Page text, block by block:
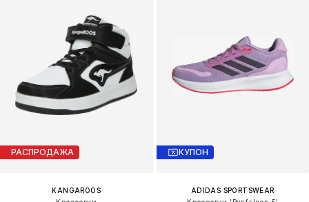
РАСПРОДАЖА
KANGAROOS
КУПОН
ADIDAS SPORTSWEAR